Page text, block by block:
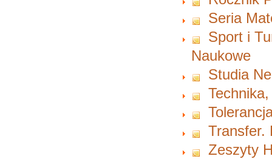
Seria
Sport i
Naukowe
Studia
Transfer.
Zeszyty